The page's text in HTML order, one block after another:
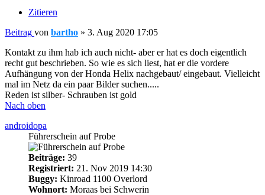
Zitieren
Beitrag von bartho » 3. Aug 2020 17:05
Kontakt zu ihm hab ich auch nicht- aber er hat es doch eigentlich
recht gut beschrieben. So wie es sich liest, hat er die vordere
Aufhängung von der Honda Helix nachgebaut/ eingebaut. Vielleicht
mal im Netz da ein paar Bilder suchen.....
Reden ist silber- Schrauben ist gold
Nach oben
androidopa
Führerschein auf Probe
Beiträge: 39
Registriert: 21. Nov 2019 14:30
Buggy: Kinroad 1100 Overlord
Wohnort: Moraas bei Schwerin